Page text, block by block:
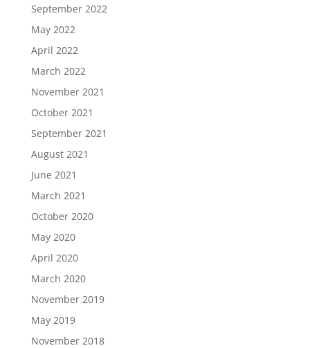
September 2022
May 2022
April 2022
March 2022
November 2021
October 2021
September 2021
August 2021
June 2021
March 2021
October 2020
May 2020
April 2020
March 2020
November 2019
May 2019
November 2018